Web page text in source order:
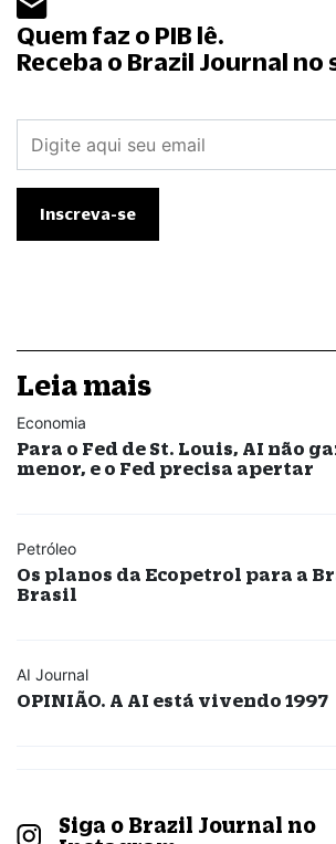
Quem faz o PIB lê.
Receba o Brazil Journal no
Leia mais
Economia
Para o Fed de St. Louis, AI não
menor, e o Fed precisa apertar
Petróleo
Os planos da Ecopetrol para a
Brasil
AI Journal
OPINIÃO. A AI está vivendo 1997
Siga o Brazil Journal no